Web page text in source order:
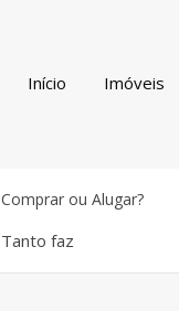
Início Imóveis
Comprar ou Alugar?
Tanto faz